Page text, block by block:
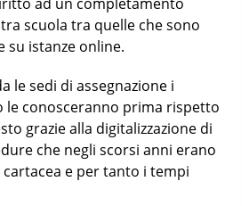
scuola tra quelle che sono
su istanze online.
le sedi di assegnazione i
le conosceranno prima rispetto
grazie alla digitalizzazione di
che negli scorsi anni erano
e per tanto i tempi